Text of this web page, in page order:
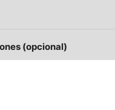
(opcional)